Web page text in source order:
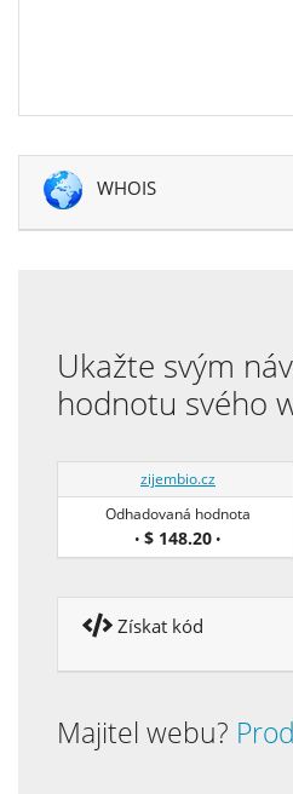
WHOIS
Ukažte svým
hodnotu svého
zijembio.cz
Odhadovaná hodnota
• $ 148.20 •
Získat kód
Majitel webu?